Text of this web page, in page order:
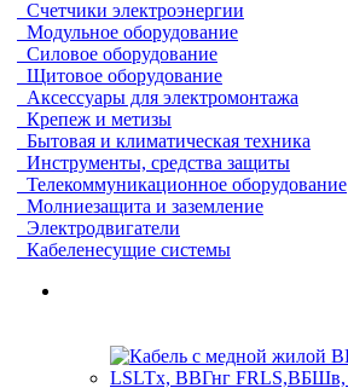
Счетчики электроэнергии
Модульное оборудование
Силовое оборудование
Щитовое оборудование
Аксессуары для электромонтажа
Крепеж и метизы
Бытовая и климатическая техника
Инструменты, средства защиты
Телекоммуникационное оборудование
Молниезащита и заземление
Электродвигатели
Кабеленесущие системы